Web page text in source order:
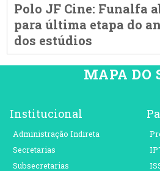
Polo JF Cine: Funalfa
para última etapa do
dos estúdios
MAPA DO
Institucional
Administração Indireta
Secretarias
Subsecretarias